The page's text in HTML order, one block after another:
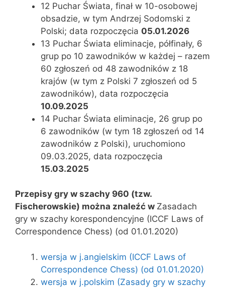
12 Puchar Świata, finał w 10-osobowej
obsadzie, w tym Andrzej Sodomski z
Polski; data rozpoczęcia 05.01.2026
13 Puchar Świata eliminacje, półfinały, 6
grup po 10 zawodników w każdej – razem
60 zgłoszeń od 48 zawodników z 18
krajów (w tym z Polski 7 zgłoszeń od 5
zawodników), data rozpoczęcia
10.09.2025
14 Puchar Świata eliminacje, 26 grup po
6 zawodników (w tym 18 zgłoszeń od 14
zawodników z Polski), uruchomiono
09.03.2025, data rozpoczęcia
15.03.2025
Przepisy gry w szachy 960 (tzw.
Fischerowskie) można znaleźć w Zasadach
gry w szachy korespondencyjne (ICCF Laws of
Correspondence Chess) (od 01.01.2020)
wersja w j.angielskim (ICCF Laws of
Correspondence Chess) (od 01.01.2020)
wersja w j.polskim (Zasady gry w szachy